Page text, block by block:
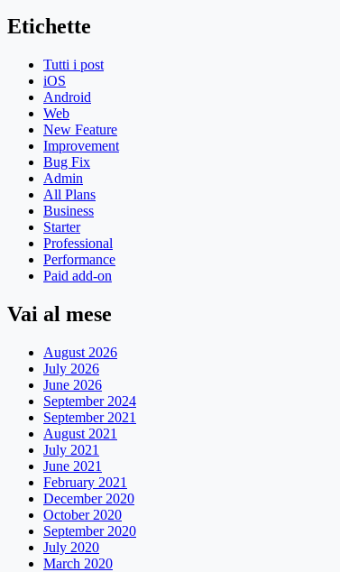
Etichette
Tutti i post
iOS
Android
Web
New Feature
Improvement
Bug Fix
Admin
All Plans
Business
Starter
Professional
Performance
Paid add-on
Vai al mese
August 2026
July 2026
June 2026
September 2024
September 2021
August 2021
July 2021
June 2021
February 2021
December 2020
October 2020
September 2020
July 2020
March 2020